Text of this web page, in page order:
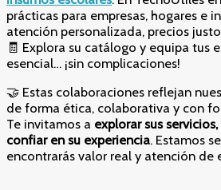
prácticas para empresas, hogares e
atención personalizada, precios
🧾 Explora su catálogo y equipa tus
esencial… ¡sin complicaciones!
🤝 Estas colaboraciones reflejan
de forma ética, colaborativa y con
Te invitamos a explorar sus
confiar en su experiencia. Estamos
encontrarás valor real y atención de